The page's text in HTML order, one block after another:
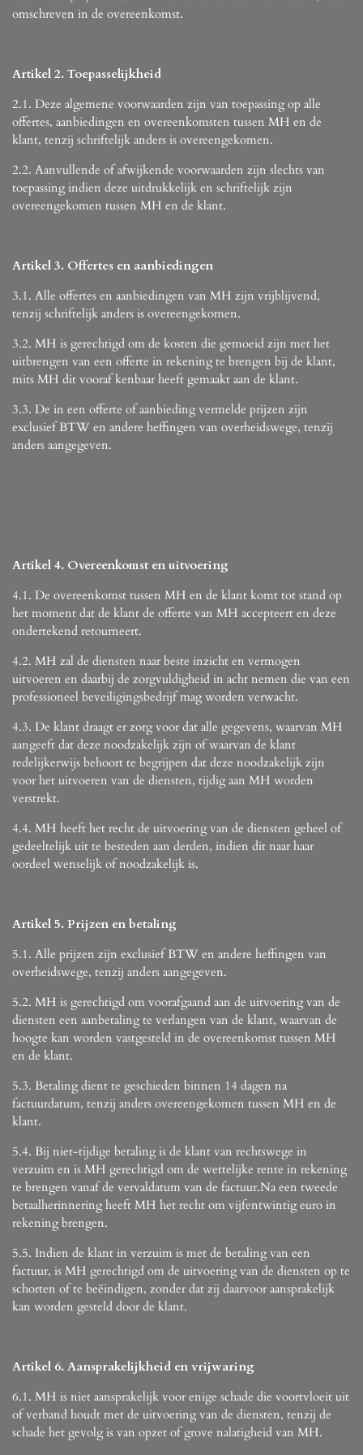
omschreven in de overeenkomst.
Artikel 2. Toepasselijkheid
2.1. Deze algemene voorwaarden zijn van toepassing op alle
offertes, aanbiedingen en overeenkomsten tussen MH en de
klant, tenzij schriftelijk anders is overeengekomen.
2.2. Aanvullende of afwijkende voorwaarden zijn slechts van
toepassing indien deze uitdrukkelijk en schriftelijk zijn
overeengekomen tussen MH en de klant.
Artikel 3. Offertes en aanbiedingen
3.1. Alle offertes en aanbiedingen van MH zijn vrijblijvend,
tenzij schriftelijk anders is overeengekomen.
3.2. MH is gerechtigd om de kosten die gemoeid zijn met het
uitbrengen van een offerte in rekening te brengen bij de klant,
mits MH dit vooraf kenbaar heeft gemaakt aan de klant.
3.3. De in een offerte of aanbieding vermelde prijzen zijn
exclusief BTW en andere heffingen van overheidswege, tenzij
anders aangegeven.
Artikel 4. Overeenkomst en uitvoering
4.1. De overeenkomst tussen MH en de klant komt tot stand op
het moment dat de klant de offerte van MH accepteert en deze
ondertekend retourneert.
4.2. MH zal de diensten naar beste inzicht en vermogen
uitvoeren en daarbij de zorgvuldigheid in acht nemen die van een
professioneel beveiligingsbedrijf mag worden verwacht.
4.3. De klant draagt er zorg voor dat alle gegevens, waarvan MH
aangeeft dat deze noodzakelijk zijn of waarvan de klant
redelijkerwijs behoort te begrijpen dat deze noodzakelijk zijn
voor het uitvoeren van de diensten, tijdig aan MH worden
verstrekt.
4.4. MH heeft het recht de uitvoering van de diensten geheel of
gedeeltelijk uit te besteden aan derden, indien dit naar haar
oordeel wenselijk of noodzakelijk is.
Artikel 5. Prijzen en betaling
5.1. Alle prijzen zijn exclusief BTW en andere heffingen van
overheidswege, tenzij anders aangegeven.
5.2. MH is gerechtigd om voorafgaand aan de uitvoering van de
diensten een aanbetaling te verlangen van de klant, waarvan de
hoogte kan worden vastgesteld in de overeenkomst tussen MH
en de klant.
5.3. Betaling dient te geschieden binnen 14 dagen na
factuurdatum, tenzij anders overeengekomen tussen MH en de
klant.
5.4. Bij niet-tijdige betaling is de klant van rechtswege in
verzuim en is MH gerechtigd om de wettelijke rente in rekening
te brengen vanaf de vervaldatum van de factuur.Na een tweede
betaalherinnering heeft MH het recht om vijfentwintig euro in
rekening brengen.
5.5. Indien de klant in verzuim is met de betaling van een
factuur, is MH gerechtigd om de uitvoering van de diensten op te
schorten of te beëindigen, zonder dat zij daarvoor aansprakelijk
kan worden gesteld door de klant.
Artikel 6. Aansprakelijkheid en vrijwaring
6.1. MH is niet aansprakelijk voor enige schade die voortvloeit uit
of verband houdt met de uitvoering van de diensten, tenzij de
schade het gevolg is van opzet of grove nalatigheid van MH.